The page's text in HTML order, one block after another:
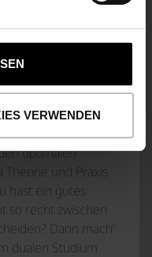
VERWENDEN
optimalen
Theorie und Praxis
hast ein gutes
so recht zwischen
Dann mach‘
dualen Studium